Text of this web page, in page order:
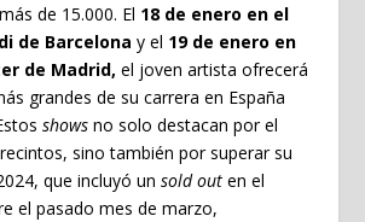
de 15.000. El 18 de enero en el
de Barcelona y el 19 de enero en
de Madrid, el joven artista ofrecerá
grandes de su carrera en España
shows no solo destacan por el
sino también por superar su
que incluyó un sold out en el
el pasado mes de marzo,